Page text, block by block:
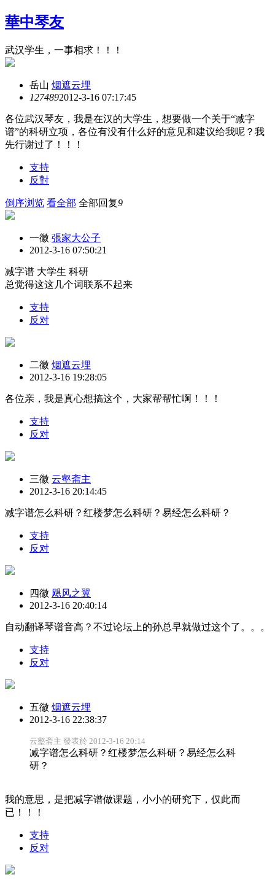
華中琴友
武汉学生，一事相求！！！
岳山 烟遮云埋
1274892012-3-16 07:17:45
各位武汉琴友，我是在汉的大学生，想要做一个关于“减字
谱”的科研立项，各位有没有什么好的意见和建议给我呢？我
先行谢过了！！！
支持
反對
倒序浏览 看全部 全部回复9
一徽 張家大公子
2012-3-16 07:50:21
减字谱 大学生 科研
总觉得这这几个词联系不起来
支持
反对
二徽 烟遮云埋
2012-3-16 19:28:05
各位亲，我是真心想搞这个，大家帮帮忙啊！！！
支持
反对
三徽 云壑斋主
2012-3-16 20:14:45
减字谱怎么科研？红楼梦怎么科研？易经怎么科研？
支持
反对
四徽 飓风之翼
2012-3-16 20:40:14
自动翻译琴谱音高？不过论坛上的孙总早就做过这个了。。。
支持
反对
五徽 烟遮云埋
2012-3-16 22:38:37
云壑斋主 發表於 2012-3-16 20:14
减字谱怎么科研？红楼梦怎么科研？易经怎么科
研？
我的意思，是把减字谱做课题，小小的研究下，仅此而
已！！！
支持
反对